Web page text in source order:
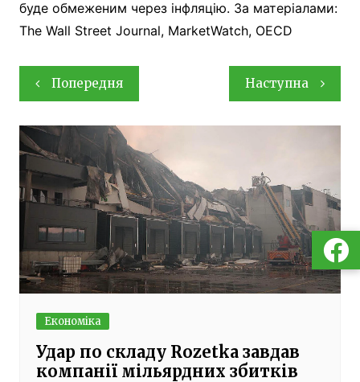
буде обмеженим через інфляцію. За матеріалами:
The Wall Street Journal, MarketWatch, OECD
Навігація
записів
Попередня Наступна
Економіка
Удар по складу Rozetka завдав
компанії мільярдних збитків